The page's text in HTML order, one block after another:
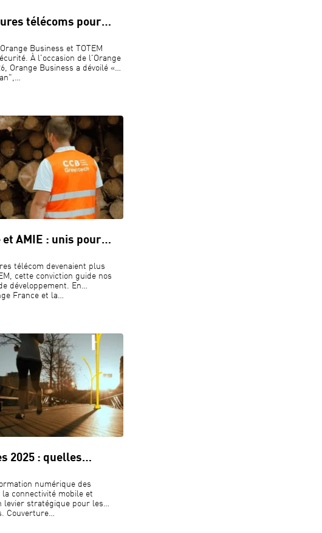
télécoms pour…
Business et TOTEM
À l'occasion de l'Orange
Orange Business a dévoilé «
et AMIE : unis pour…
télécom devenaient plus
cette conviction guide nos
développement. En
France et la…
2025 : quelles…
numérique des
connectivité mobile et
levier stratégique pour les
Couverture…